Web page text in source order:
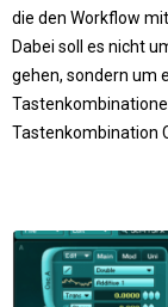
die den Workflow
Dabei soll es nicht
gehen, sondern um
Tastenkombination